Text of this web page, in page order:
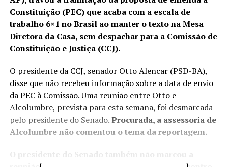
Constituição (PEC) que acaba com a escala de
trabalho 6×1 no Brasil ao manter o texto na Mesa
Diretora da Casa, sem despachar para a Comissão de
Constituição e Justiça (CCJ).
O presidente da CCJ, senador Otto Alencar (PSD-BA),
disse que não recebeu informação sobre a data de envio
da PEC à Comissão. Uma reunião entre Otto e
Alcolumbre, prevista para esta semana, foi desmarcada
pelo presidente do Senado.Procurada, a assessoria de
Alcolumbre não comentou o tema da reportagem.